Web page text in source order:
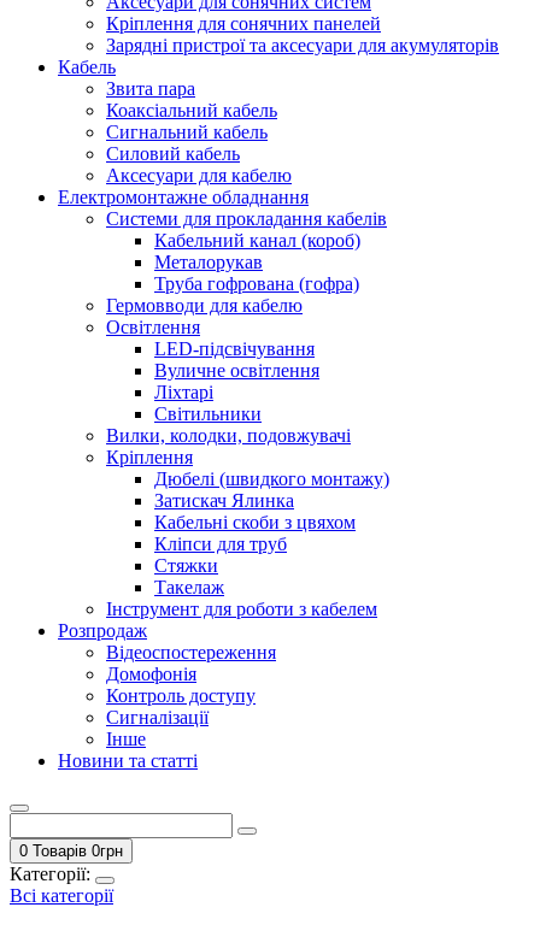
Кріплення для сонячних панелей
Зарядні пристрої та аксесуари для акумуляторів
Кабель
Звита пара
Коаксіальний кабель
Сигнальний кабель
Силовий кабель
Аксесуари для кабелю
Електромонтажне обладнання
Системи для прокладання кабелів
Кабельний канал (короб)
Металорукав
Труба гофрована (гофра)
Гермовводи для кабелю
Освітлення
LED-підсвічування
Вуличне освітлення
Ліхтарі
Світильники
Вилки, колодки, подовжувачі
Кріплення
Дюбелі (швидкого монтажу)
Затискач Ялинка
Кабельні скоби з цвяхом
Кліпси для труб
Стяжки
Такелаж
Інструмент для роботи з кабелем
Розпродаж
Відеоспостереження
Домофонія
Контроль доступу
Сигналізації
Інше
Новини та статті
0 Товарів 0грн
Категорії:
Всі категорії